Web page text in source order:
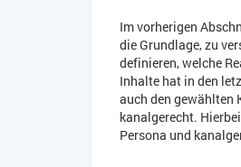
Im vorherigen
die Grundlage, zu
definieren, welche
Inhalte hat in den
auch den gewählten
kanalgerecht.
Persona und